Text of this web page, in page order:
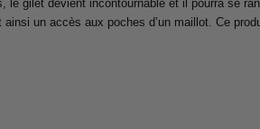
gilet devient incontournable et il pourra se
un accès aux poches d’un maillot. Ce